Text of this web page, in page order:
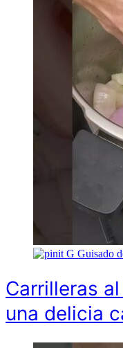
G Guisado
Carrilleras
una delicia